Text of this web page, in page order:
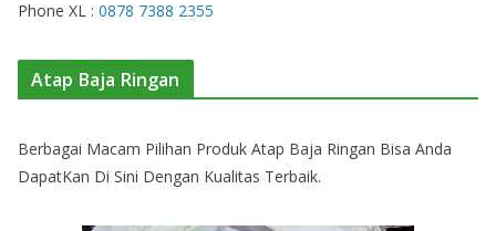
Phone XL : 0878 7388 2355
Atap Baja Ringan
Berbagai Macam Pilihan Produk Atap Baja Ringan Bisa Anda
DapatKan Di Sini Dengan Kualitas Terbaik.